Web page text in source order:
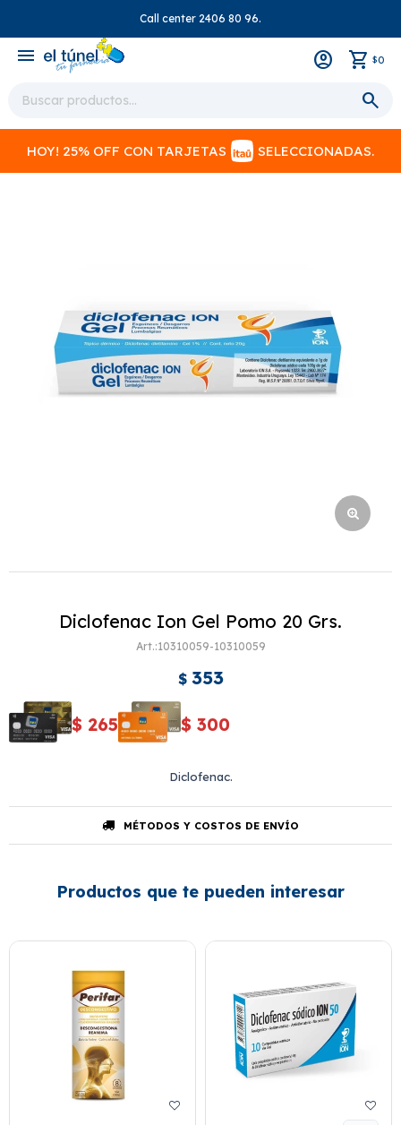
Call center 2406 80 96.
menu $0
HOY! 25% OFF CON TARJETAS SELECCIONADAS.
Diclofenac Ion Gel Pomo 20 Grs.
10310059-10310059
$ 353
$ 265 $ 300
Diclofenac.
MÉTODOS Y COSTOS DE ENVÍO
Productos que te pueden interesar
close